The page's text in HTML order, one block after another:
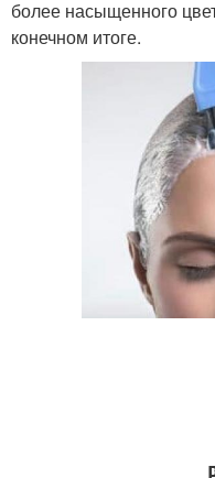
более насыщенного
конечном итоге.